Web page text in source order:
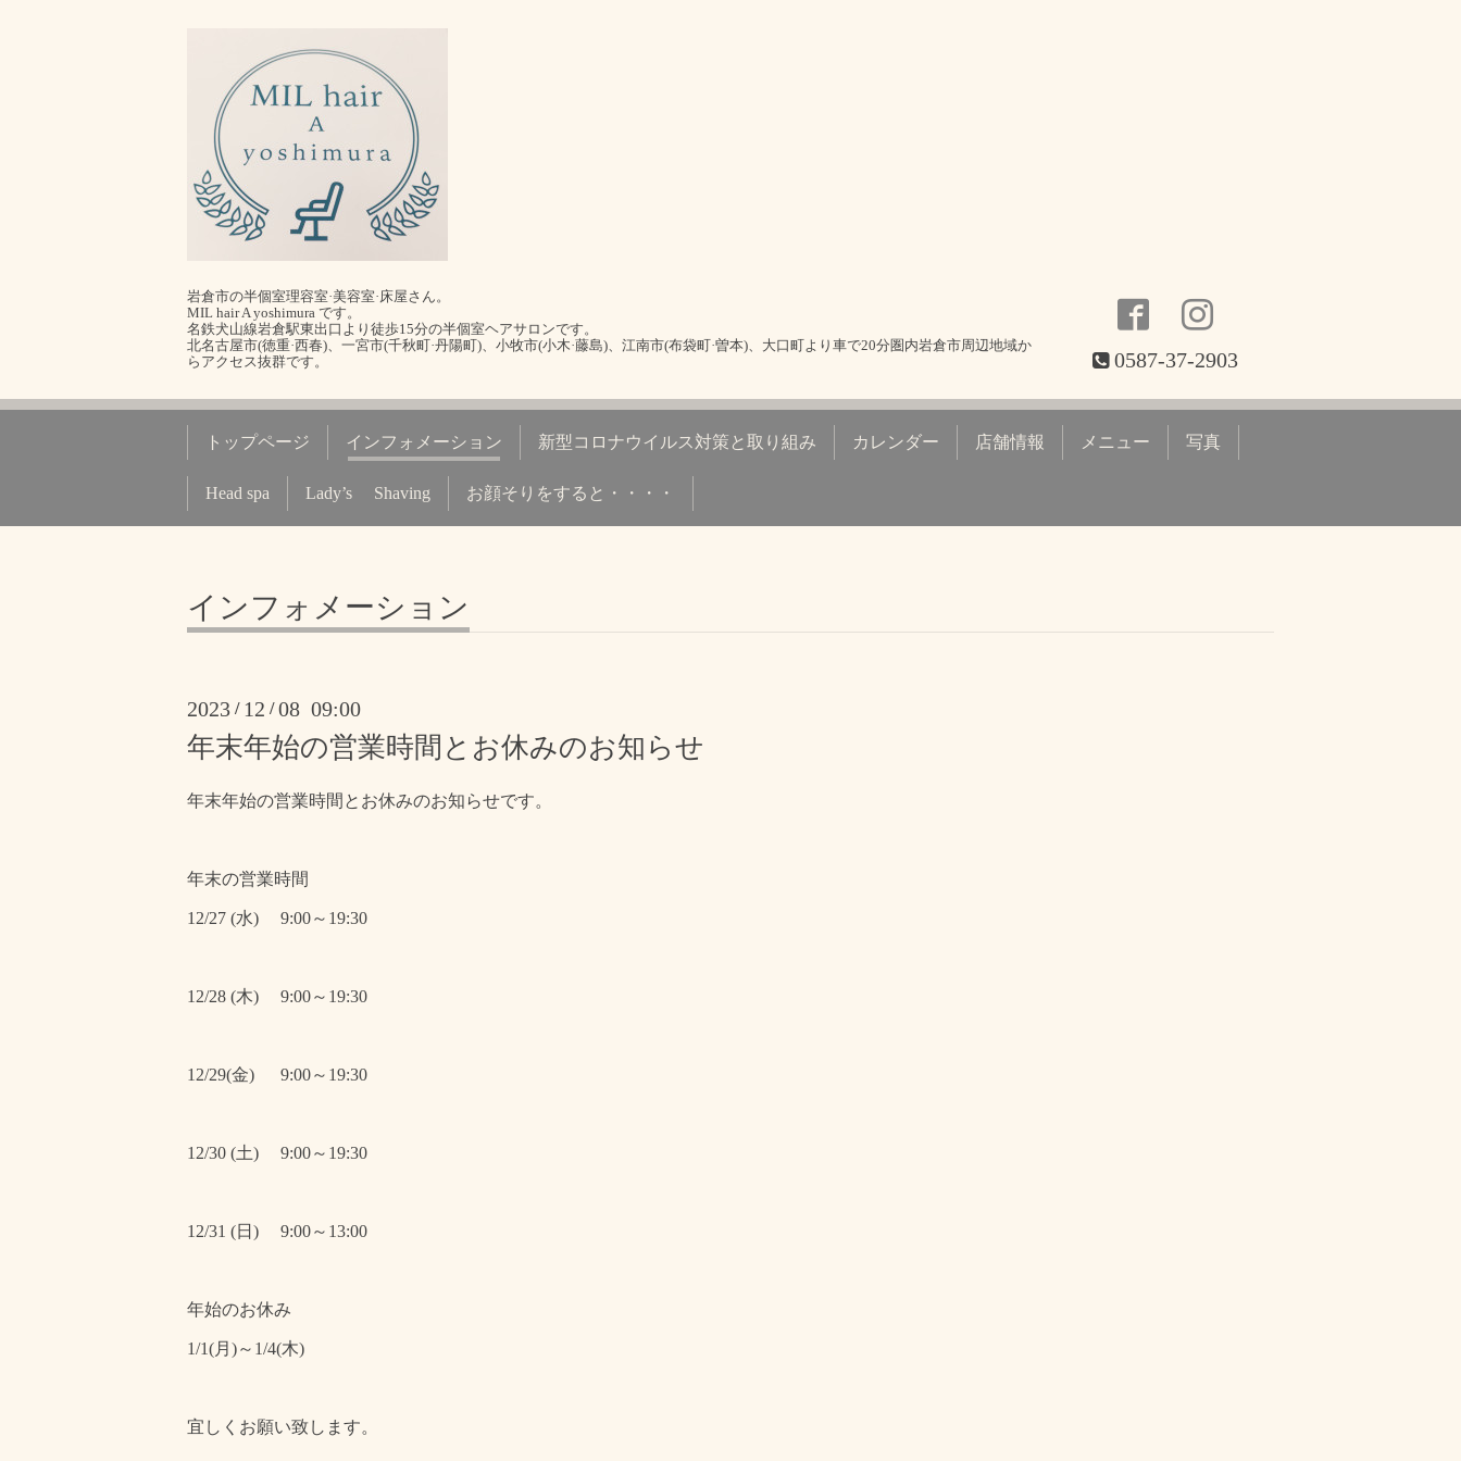
岩倉市の半個室理容室·美容室·床屋さん。
MIL hair A yoshimura です。
名鉄犬山線岩倉駅東出口より徒歩15分の半個室ヘアサロンです。
北名古屋市(徳重·西春)、一宮市(千秋町·丹陽町)、小牧市(小木·藤島)、江南市(布袋町·曽本)、大口町より車で20分圏内岩倉市周辺地域か
らアクセス抜群です。
0587-37-2903
トップページ インフォメーション 新型コロナウイルス対策と取り組み カレンダー 店舗情報 メニュー 写真
Head spa Lady’s Shaving お顔そりをすると・・・・
インフォメーション
2023 / 12 /08 09:00
年末年始の営業時間とお休みのお知らせ
年末年始の営業時間とお休みのお知らせです。
年末の営業時間
12/27 (水) 9:00～19:30
12/28 (木) 9:00～19:30
12/29(金) 9:00～19:30
12/30 (土) 9:00～19:30
12/31 (日) 9:00～13:00
年始のお休み
1/1(月)～1/4(木)
宜しくお願い致します。